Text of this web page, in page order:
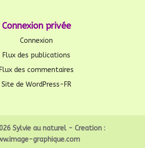
Connexion privée
Connexion
Flux des publications
Flux des commentaires
Site de WordPress-FR
Sylvie au naturel - Creation :
graphique.com